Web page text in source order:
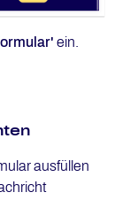
ein.
ausfüllen